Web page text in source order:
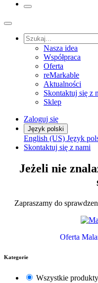
Nasza idea
Współpraca
Oferta
reMarkable
Aktualności
Skontaktuj się z
Sklep
Zaloguj się
Język polski
English (US) Język
Skontaktuj się z nami
Jeżeli nie
Zapraszamy do
Oferta
Kategorie
Wszystkie produkty